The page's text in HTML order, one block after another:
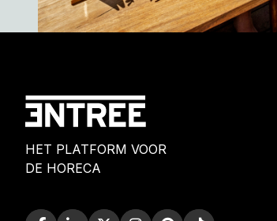
HET PLATFORM VOOR
DE HORECA